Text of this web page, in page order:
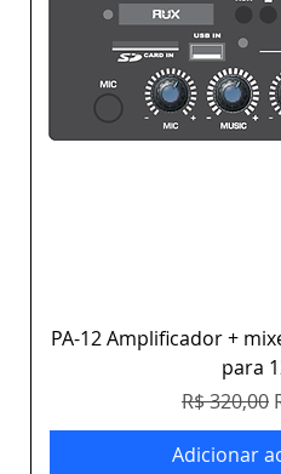
PA-12 Amplificador +
para
Preço
R$ 320,00
Adicionar